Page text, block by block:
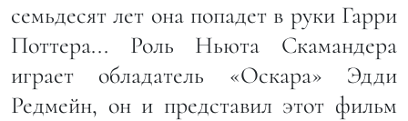
семьдесят лет она попадет в руки Гарри
Поттера... Роль Ньюта Скамандера
играет обладатель «Оскара» Эдди
Редмейн, он и представил этот фильм